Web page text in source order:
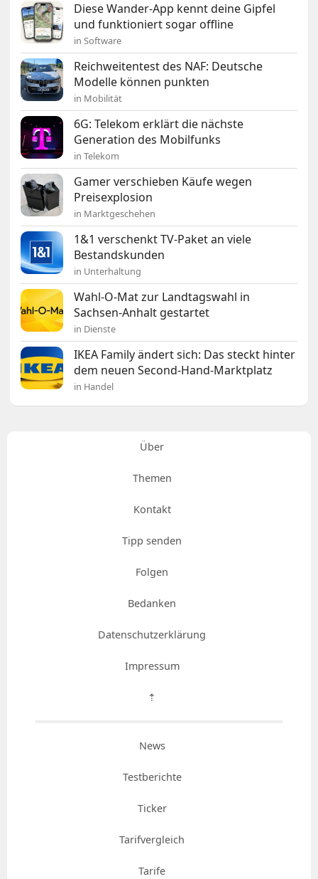
Diese Wander-App kennt deine Gipfel
und funktioniert sogar offline
in Software
Reichweitentest des NAF: Deutsche
Modelle können punkten
in Mobilität
6G: Telekom erklärt die nächste
Generation des Mobilfunks
in Telekom
Gamer verschieben Käufe wegen
Preisexplosion
in Marktgeschehen
1&1 verschenkt TV-Paket an viele
Bestandskunden
in Unterhaltung
Wahl-O-Mat zur Landtagswahl in
Sachsen-Anhalt gestartet
in Dienste
IKEA Family ändert sich: Das steckt hinter
dem neuen Second-Hand-Marktplatz
in Handel
Über
Themen
Kontakt
Tipp senden
Folgen
Bedanken
Datenschutzerklärung
Impressum
⇡
News
Testberichte
Ticker
Tarifvergleich
Tarife